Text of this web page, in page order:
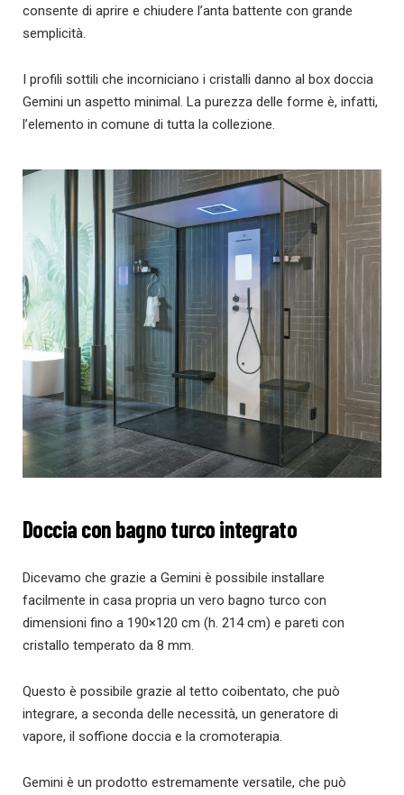
consente di aprire e chiudere l’anta battente con grande
semplicità.
I profili sottili che incorniciano i cristalli danno al box doccia
Gemini un aspetto minimal. La purezza delle forme è, infatti,
l’elemento in comune di tutta la collezione.
Doccia con bagno turco integrato
Dicevamo che grazie a Gemini è possibile installare
facilmente in casa propria un vero bagno turco con
dimensioni fino a 190×120 cm (h. 214 cm) e pareti con
cristallo temperato da 8 mm.
Questo è possibile grazie al tetto coibentato, che può
integrare, a seconda delle necessità, un generatore di
vapore, il soffione doccia e la cromoterapia.
Gemini è un prodotto estremamente versatile, che può